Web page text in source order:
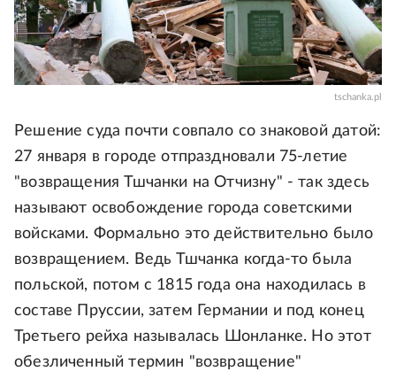
tschanka.pl
Решение суда почти совпало со знаковой датой:
27 января в городе отпраздновали 75-летие
"возвращения Тшчанки на Отчизну" - так здесь
называют освобождение города советскими
войсками. Формально это действительно было
возвращением. Ведь Тшчанка когда-то была
польской, потом с 1815 года она находилась в
составе Пруссии, затем Германии и под конец
Третьего рейха называлась Шонланке. Но этот
обезличенный термин "возвращение"